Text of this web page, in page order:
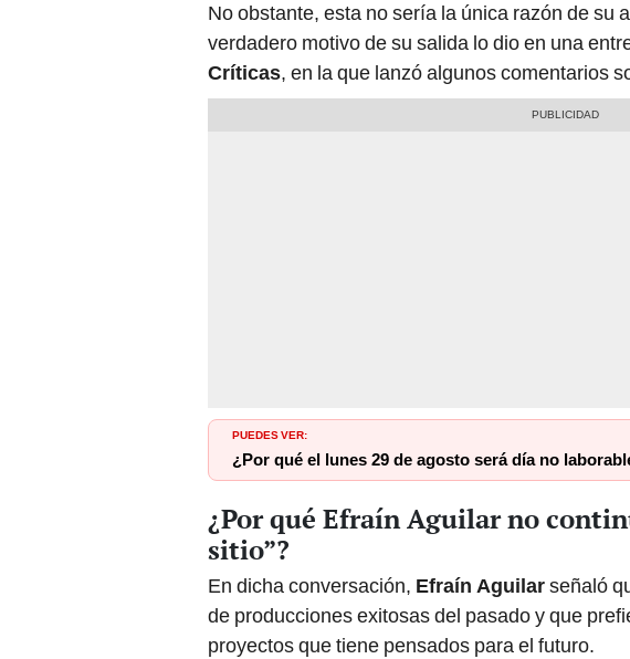
No obstante, esta no sería la única razón de su
verdadero motivo de su salida lo dio en una
Críticas, en la que lanzó algunos comentarios
PUEDES VER:
¿Por qué el lunes 29 de agosto será día no
¿Por qué Efraín Aguilar no
sitio”?
En dicha conversación, Efraín Aguilarseñaló
de producciones exitosas del pasado y que
proyectos que tiene pensados para el futuro.